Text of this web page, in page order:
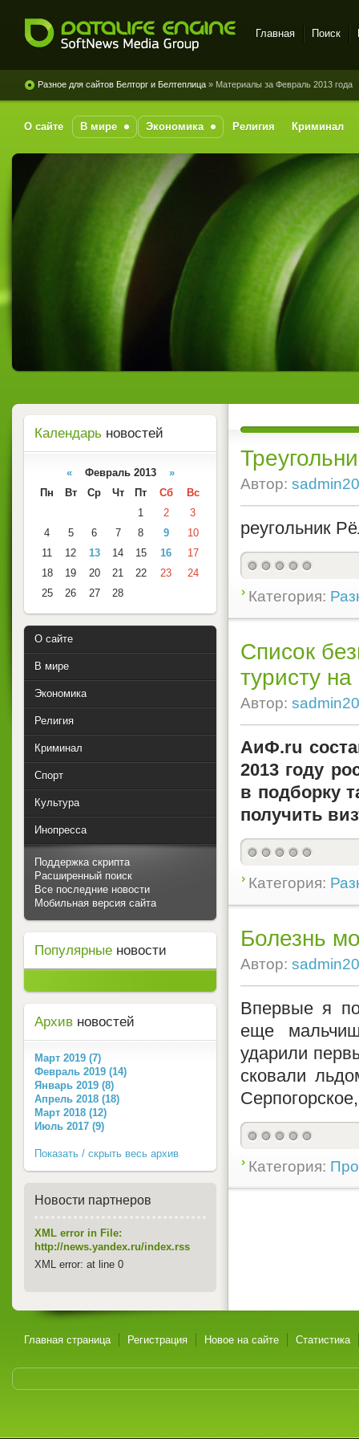
Media Group
Главная Поиск
Разное для сайтов Белторг и Белтеплица » Материалы за Февраль 2013 года
О сайте В мире Экономика Религия Криминал
Автор:
реугольник
Категория:
Список
туристу
Автор:
AиФ.ru
2013 году
в подборку
получить
Категория:
Болезнь
Автор:
Впервые я
еще
ударили
сковали
Категория:
Календарь новостей
«Февраль 2013 »
Пн
Вт Ср Чт Пт Сб
Вс
1
2
3
4
5 6 7 8 9
10
11
12 13 14 15 16
17
18
19 20 21 22 23
24
25
26 27 28
О сайте
В мире
Экономика
Религия
Криминал
Спорт
Культура
Инопресса
Поддержка скрипта
Расширенный поиск
Все последние новости
Мобильная версия сайта
Популярные новости
Архив новостей
Март 2019 (7)
Февраль 2019 (14)
Январь 2019 (8)
Апрель 2018 (18)
Март 2018 (12)
Июль 2017 (9)
Показать / скрыть весь архив
Новости партнеров
XML error in File:
http://news.yandex.ru/index.rss
XML error: at line 0
Главная страница Регистрация Новое на сайте Статистика